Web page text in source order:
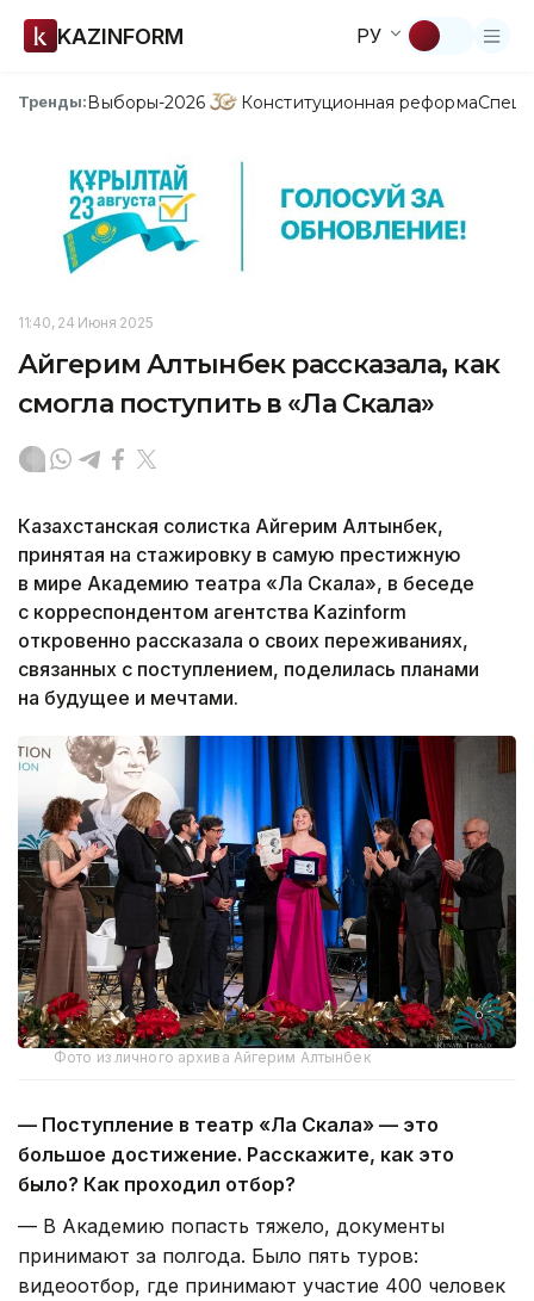
KAZINFORM РУ
Тренды:Выборы-2026 Конституционная реформа
11:40, 24 Июня 2025
Айгерим Алтынбек рассказала, как
смогла поступить в «Ла Скала»
Казахстанская солистка Айгерим Алтынбек,
принятая на стажировку в самую престижную
в мире Академию театра «Ла Скала», в беседе
с корреспондентом агентства Kazinform
откровенно рассказала о своих переживаниях,
связанных с поступлением, поделилась планами
на будущее и мечтами.
Фото из личного архива Айгерим Алтынбек
— Поступление в театр «Ла Скала» — это
большое достижение. Расскажите, как это
было? Как проходил отбор?
— В Академию попасть тяжело, документы
принимают за полгода. Было пять туров:
видеоотбор, где принимают участие 400 человек